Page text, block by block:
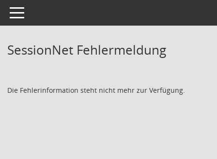
Toggle navigation
SessionNet Fehlermeldung
Die Fehlerinformation steht nicht mehr zur Verfügung.